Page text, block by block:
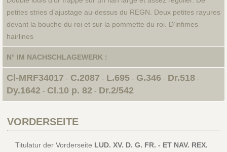
petites stries d’ajustage au-dessus du REGN. Deux petites rayures
devant la bouche du roi et sur la pommette du roi. D’infimes
hairlines
N° IM NACHSCHLAGEWERK :
Cl-MRF34017 - C.2087 - L.695- G.346 - Dr.518-
Dy.1642 - Cl.10 p. 82 - Dr.2/542
VORDERSEITE
Titulatur der Vorderseite LUD. XV. D. G. FR. - ET NAV. REX.